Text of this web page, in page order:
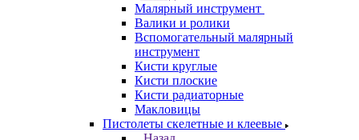
Малярный инструмент
Валики и ролики
Вспомогательный малярный
инструмент
Кисти круглые
Кисти плоские
Кисти радиаторные
Макловицы
Пистолеты скелетные и клеевые